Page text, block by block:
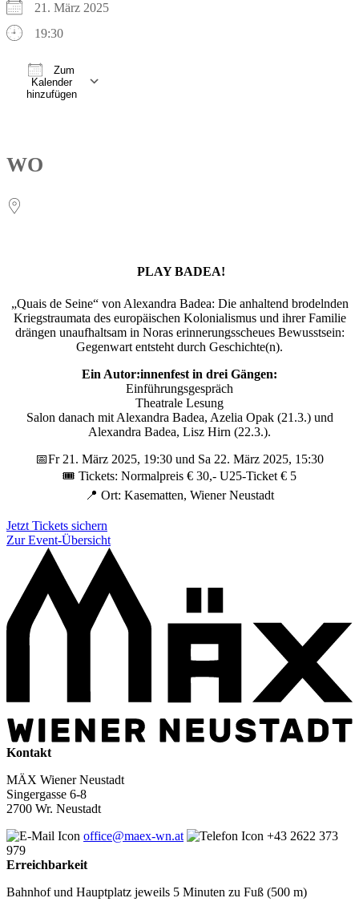
21. März 2025
19:30
Zum
Kalender
hinzufügen
WO
PLAY BADEA!
„Quais de Seine“ von Alexandra Badea: Die anhaltend brodelnden
Kriegstraumata des europäischen Kolonialismus und ihrer Familie
drängen unaufhaltsam in Noras erinnerungsscheues Bewusstsein:
Gegenwart entsteht durch Geschichte(n).
Ein Autor:innenfest in drei Gängen:
Einführungsgespräch
Theatrale Lesung
Salon danach mit Alexandra Badea, Azelia Opak (21.3.) und
Alexandra Badea, Lisz Hirn (22.3.).
📅Fr 21. März 2025, 19:30 und Sa 22. März 2025, 15:30
🎟️ Tickets: Normalpreis € 30,- U25-Ticket € 5
📍 Ort: Kasematten, Wiener Neustadt
Jetzt Tickets sichern
Zur Event-Übersicht
Kontakt
MÄX Wiener Neustadt
Singergasse 6-8
2700 Wr. Neustadt
office@maex-wn.at
+43 2622 373
979
Erreichbarkeit
Bahnhof und Hauptplatz jeweils 5 Minuten zu Fuß (500 m)